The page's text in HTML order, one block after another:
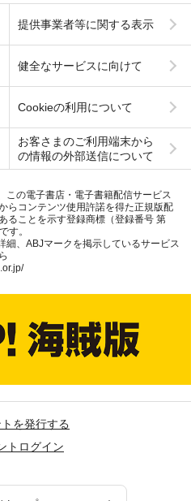
提供事業者等に関する表示
健全なサービスに向けて
Cookieの利用について
お客さまのご利用端末から
の情報の外部送信について
この電子書店・電子書籍配信サービス
らコンテンツ使用許諾を得た正規版配
ることを示す登録商標（登録番号 第
す。
細、ABJマークを掲示しているサービス
を発行する
トログイン